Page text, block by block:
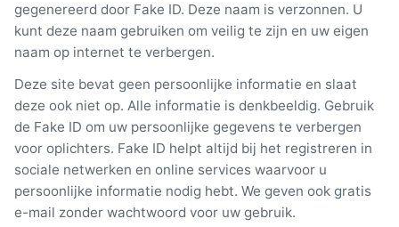
gegenereerd door Fake ID. Deze naam is verzonnen. U
kunt deze naam gebruiken om veilig te zijn en uw eigen
naam op internet te verbergen.
Deze site bevat geen persoonlijke informatie en slaat
deze ook niet op. Alle informatie is denkbeeldig. Gebruik
de Fake ID om uw persoonlijke gegevens te verbergen
voor oplichters. Fake ID helpt altijd bij het registreren in
sociale netwerken en online services waarvoor u
persoonlijke informatie nodig hebt. We geven ook gratis
e-mail zonder wachtwoord voor uw gebruik.